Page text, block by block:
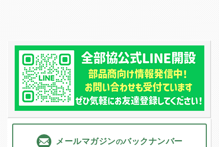
メールマガジンのバックナンバー